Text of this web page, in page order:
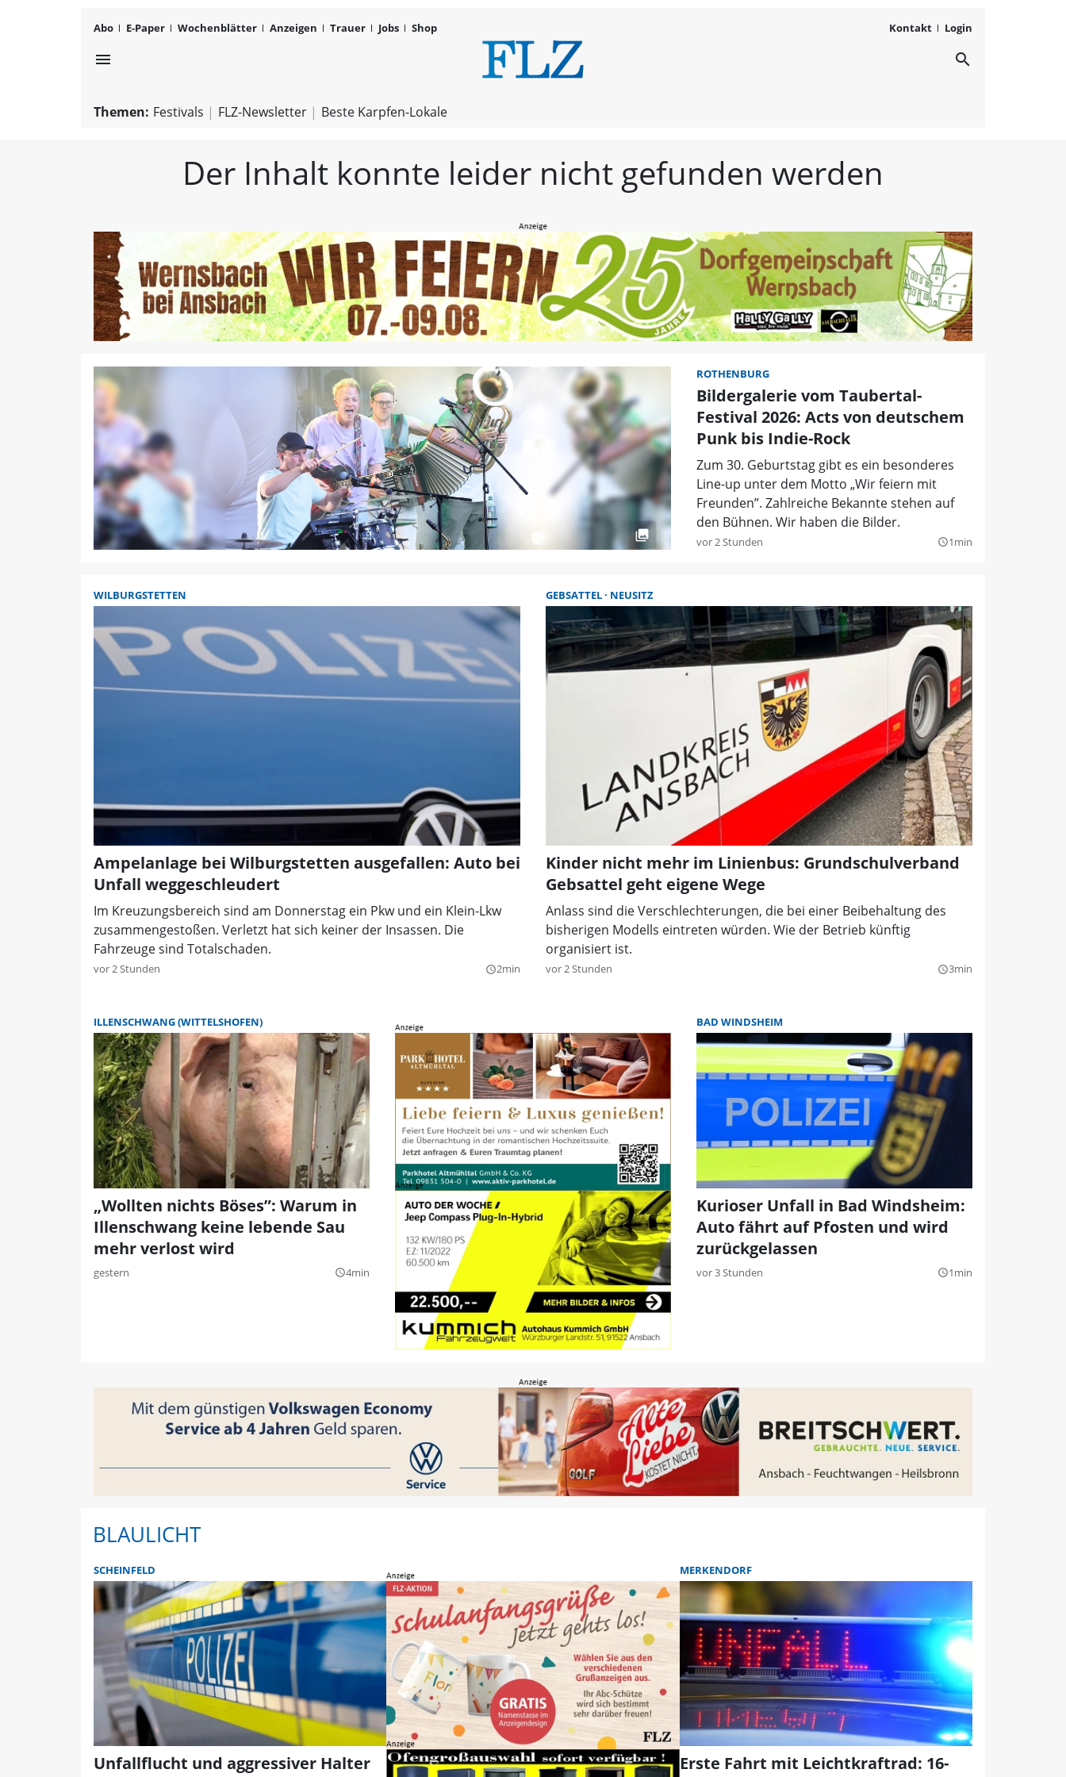
Abo E-Paper Wochenblätter Anzeigen Trauer Jobs Shop Kontakt Login
menu FLZ – Nachrichten aus search
Themen: Festivals FLZ-Newsletter Beste Karpfen-Lokale
Der Inhalt konnte leider nicht gefunden werden
ROTHENBURG
Bildergalerie vom Taubertal-
Festival 2026: Acts von deutschem
Punk bis Indie-Rock
Zum 30. Geburtstag gibt es ein besonderes
Line-up unter dem Motto „Wir feiern mit
Freunden”. Zahlreiche Bekannte stehen auf
den Bühnen. Wir haben die Bilder.
vor 2 Stunden query_builder1min
WILBURGSTETTEN
Ampelanlage bei Wilburgstetten ausgefallen: Auto bei
Unfall weggeschleudert
Im Kreuzungsbereich sind am Donnerstag ein Pkw und ein Klein-Lkw
zusammengestoßen. Verletzt hat sich keiner der Insassen. Die
Fahrzeuge sind Totalschaden.
vor 2 Stunden query_builder2min
GEBSATTEL NEUSITZ
Kinder nicht mehr im Linienbus: Grundschulverband
Gebsattel geht eigene Wege
Anlass sind die Verschlechterungen, die bei einer Beibehaltung des
bisherigen Modells eintreten würden. Wie der Betrieb künftig
organisiert ist.
vor 2 Stunden query_builder3min
ILLENSCHWANG (WITTELSHOFEN)
„Wollten nichts Böses”: Warum in
Illenschwang keine lebende Sau
mehr verlost wird
gestern query_builder4min
BAD WINDSHEIM
Kurioser Unfall in Bad Windsheim:
Auto fährt auf Pfosten und wird
zurückgelassen
vor 3 Stunden query_builder1min
BLAULICHT
SCHEINFELD
Unfallflucht und aggressiver Halter
MERKENDORF
Erste Fahrt mit Leichtkraftrad: 16-